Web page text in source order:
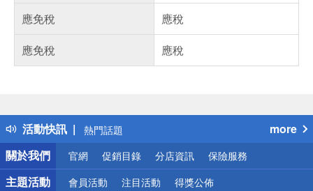
應免稅
應稅
應免稅
應稅
活動快訊
得獎公告
熱門話題
銀行優惠
偏遠地區配送
詐騙網頁！請小心！
more
關於我們
官網 促銷目錄 分店資訊 保險服務
主題活動 會員活動 注目活動 得獎公佈